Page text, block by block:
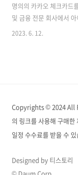
명의의 카카오 체크카드
및 금융 전문 회사에서
용돈카드 서비스를 다양
BEST 5. 자녀 용돈카드
아이쿠카 (..
2023. 6. 12.
Copyrights © 2024 All
의 링크를 사용해 구매
일정 수수료를 받을 수
Designed by 티스토리